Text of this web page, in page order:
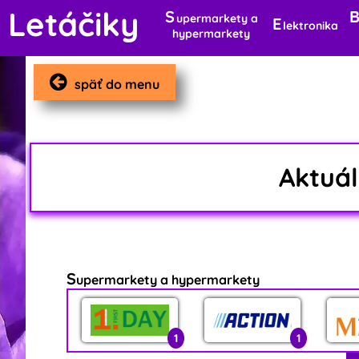
Letáčiky Supermarkety a
hypermarkety
Elektronika B
späť do menu
Supermarkety a hypermarkety
1 1